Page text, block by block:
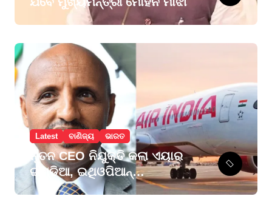
Latest ବାଣିଜ୍ୟ ଭାରତ
ନୂତନ CEO ନିଯୁକ୍ତି କଲା ଏୟାର
ଇଣ୍ଡିଆ, ଇଥିଓପିଆନ୍
ଏୟାରଲାଇନ୍ସ ଗ୍ରୁପର ପୂର୍ବତନ